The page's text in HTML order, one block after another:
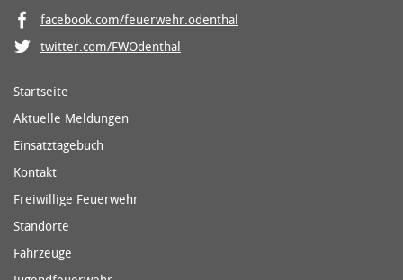
facebook.com/feuerwehr.odenthal
twitter.com/FWOdenthal
Startseite
Aktuelle Meldungen
Einsatztagebuch
Kontakt
Freiwillige Feuerwehr
Standorte
Fahrzeuge